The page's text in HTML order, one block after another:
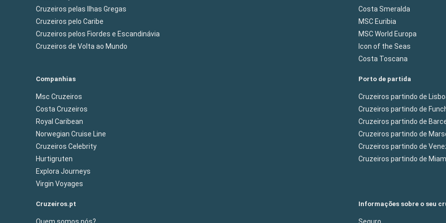
Cruzeiros pelas Ilhas Gregas
Cruzeiros pelo Caribe
Cruzeiros pelos Fiordes e Escandinávia
Cruzeiros de Volta ao Mundo
Costa Smeralda
MSC Euribia
MSC World Europa
Icon of the Seas
Costa Toscana
Companhias
Msc Cruzeiros
Costa Cruzeiros
Royal Caribean
Norwegian Cruise Line
Cruzeiros Celebrity
Hurtigruten
Explora Journeys
Virgin Voyages
Porto de partida
Cruzeiros partindo de
Cruzeiros partindo de
Cruzeiros partindo de
Cruzeiros partindo de
Cruzeiros partindo de
Cruzeiros partindo de Miam
Cruzeiros.pt Informações sobre o seu